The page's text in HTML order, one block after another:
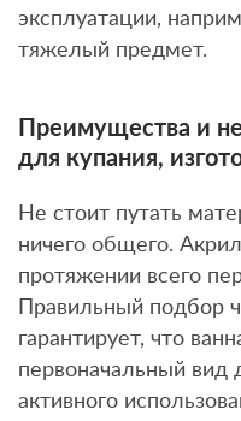
эксплуатации,
тяжелый предмет.
Преимущества и
для купания,
Не стоит путать
ничего общего.
протяжении всего
Правильный подбор
гарантирует, что
первоначальный вид
активного